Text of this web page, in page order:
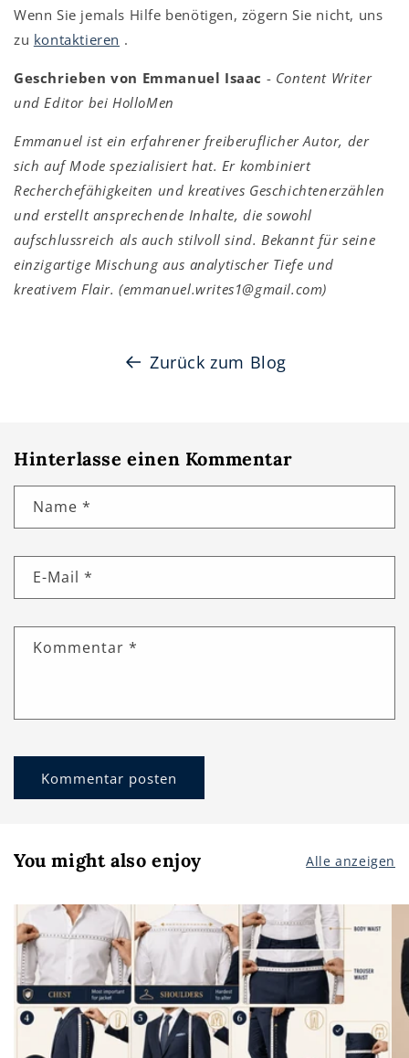
Wenn Sie jemals Hilfe benötigen, zögern Sie nicht, uns
zu kontaktieren .
Geschrieben von Emmanuel Isaac - Content Writer
und Editor bei HolloMen
Emmanuel ist ein erfahrener freiberuflicher Autor, der
sich auf Mode spezialisiert hat. Er kombiniert
Recherchefähigkeiten und kreatives Geschichtenerzählen
und erstellt ansprechende Inhalte, die sowohl
aufschlussreich als auch stilvoll sind. Bekannt für seine
einzigartige Mischung aus analytischer Tiefe und
kreativem Flair. (emmanuel.writes1@gmail.com)
Zurück zum Blog
Hinterlasse einen Kommentar
Name *
E-Mail *
Kommentar *
You might also enjoy Alle anzeigen